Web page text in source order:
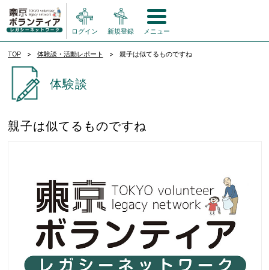
ログイン 新規登録 メニュー
TOP 体験談・活動レポート 親子は似てるものですね
体験談
親子は似てるものですね